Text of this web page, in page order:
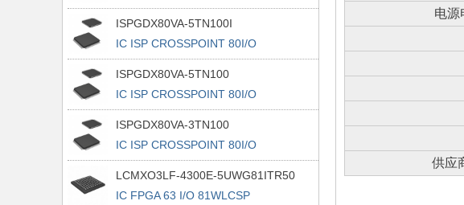
100TQFP
ISPGDX80VA-5TN100I
IC ISP CROSSPOINT 80I/O
100TQFP
ISPGDX80VA-5TN100
IC ISP CROSSPOINT 80I/O
100TQFP
ISPGDX80VA-3TN100
IC ISP CROSSPOINT 80I/O
100TQFP
LCMXO3LF-4300E-5UWG81ITR50
IC FPGA 63 I/O 81WLCSP
电源
供应